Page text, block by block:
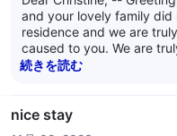
and your lovely family
residence and we are
caused to you. We are truly sorry for the disappointment and
discomfort caused to you
apartment. – Please be assured we are taking your feedback
seriously and our
続きを読む
nice stay